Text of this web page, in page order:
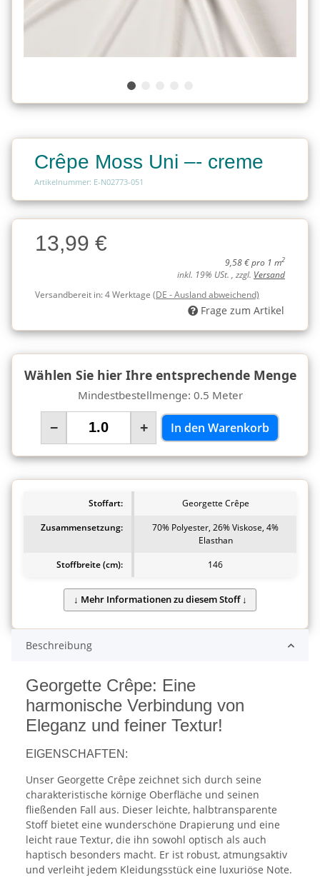
Crêpe Moss Uni –- creme
Artikelnummer: E-N02773-051
Charge
Charge13,99 €
9,58 € pro 1 m2
inkl. 19% USt. , zzgl. Versand
Versandbereit in:4 Werktage (DE - Ausland abweichend)
Frage zum Artikel
Wählen Sie hier Ihre entsprechende Menge
Mindestbestellmenge: 0.5 Meter
− + In den Warenkorb
Stoffart:
Georgette Crêpe
Zusammensetzung:
70% Polyester, 26% Viskose, 4%
Elasthan
Stoffbreite (cm):
146
Beschreibung
Georgette Crêpe: Eine
harmonische Verbindung von
Eleganz und feiner Textur!
EIGENSCHAFTEN:
Unser Georgette Crêpe zeichnet sich durch seine
charakteristische körnige Oberfläche und seinen
fließenden Fall aus. Dieser leichte, halbtransparente
Stoff bietet eine wunderschöne Drapierung und eine
leicht raue Textur, die ihn sowohl optisch als auch
haptisch besonders macht. Er ist robust, atmungsaktiv
und verleiht jedem Kleidungsstück eine luxuriöse Note.